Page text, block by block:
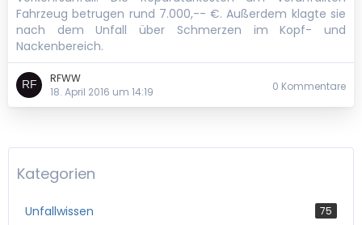
Fahrzeug betrugen rund 7.000,-- €. Außerdem klagte sie
nach dem Unfall über Schmerzen im Kopf- und
Nackenbereich.
RFWW
18. April 2016 um 14:19
0 Kommentare
Kategorien
Unfallwissen 75